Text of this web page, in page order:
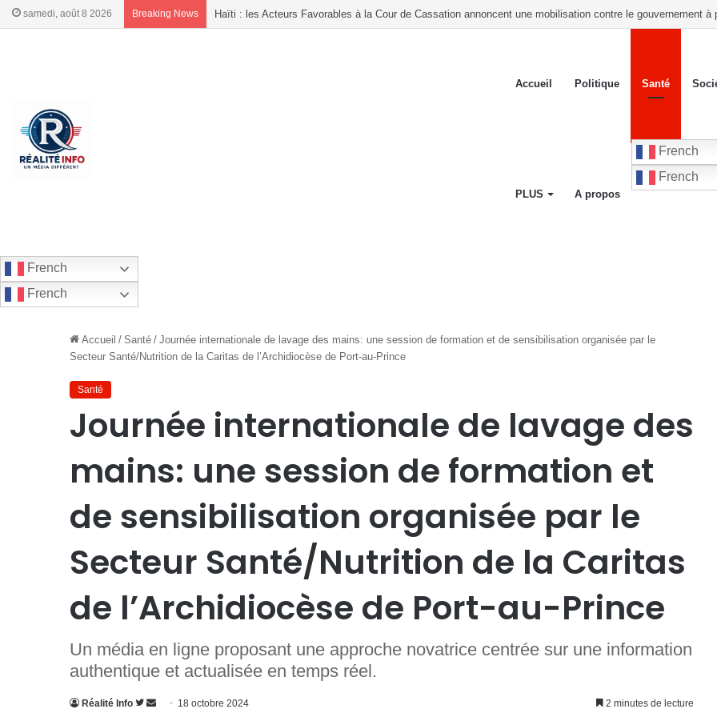
samedi, août 8 2026 Breaking News Delmas, l’OCCEDH mobilise les mères autour de l’allaitement maternel et de la santé infantile
Accueil Politique Santé
PLUS A propos
French
French
French
French
Accueil / Santé / Journée internationale de lavage des mains: une session de formation et de sensibilisation organisée par le
Secteur Santé/Nutrition de la Caritas de l’Archidiocèse de Port-au-Prince
Santé
Journée internationale de lavage des
mains: une session de formation et
de sensibilisation organisée par le
Secteur Santé/Nutrition de la Caritas
de l’Archidiocèse de Port-au-Prince
Un média en ligne proposant une approche novatrice centrée sur une information
authentique et actualisée en temps réel.
Réalité Info
Suivre
Envoyer18 octobre 2024 2 minutes de lecture